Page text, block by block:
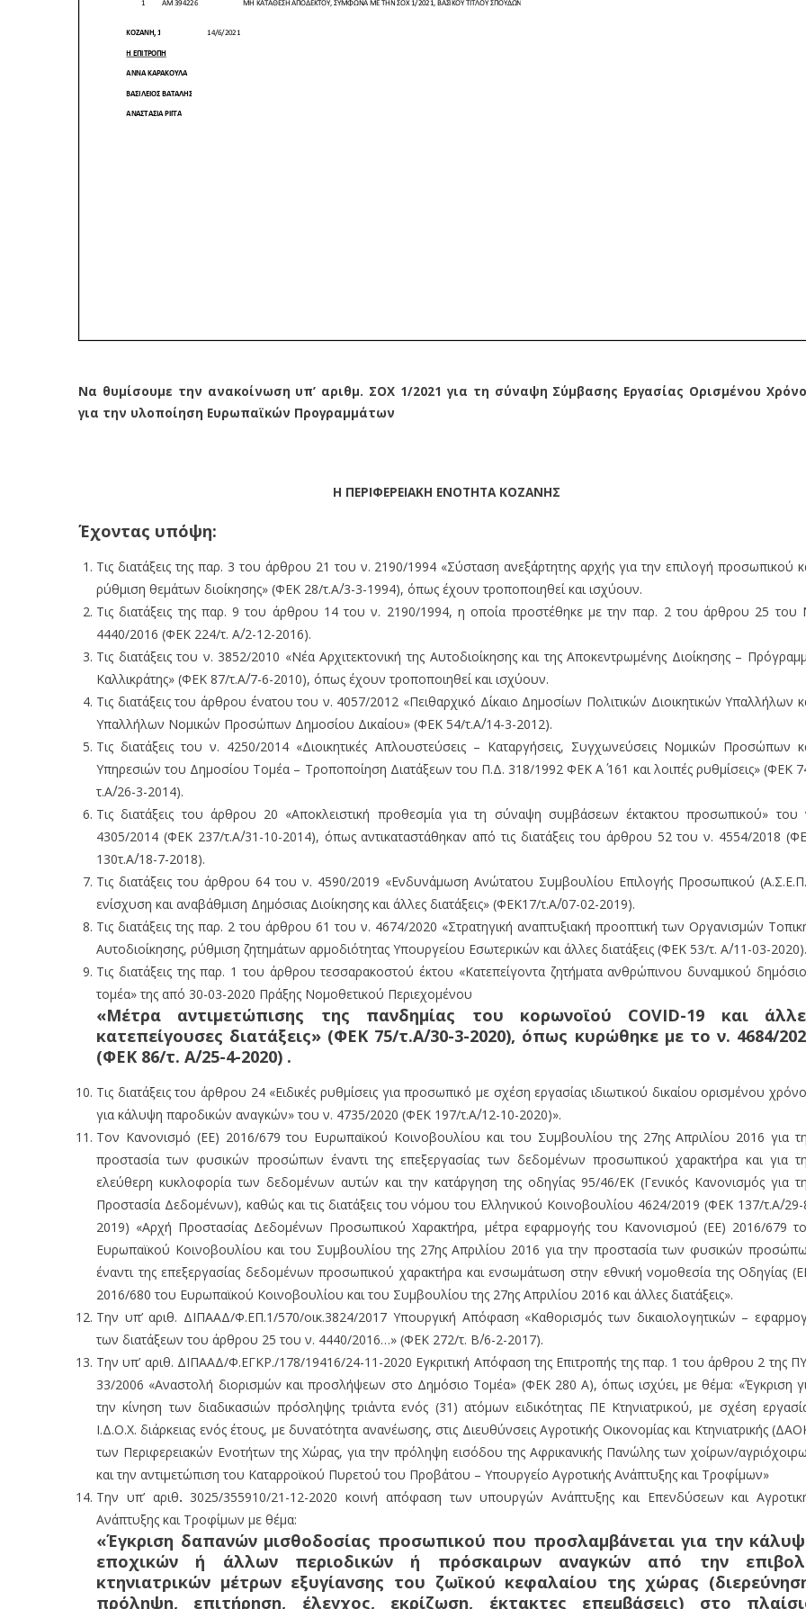
Να θυμίσουμε την ανακοίνωση υπ’ αριθμ. ΣΟΧ 1/2021 για τη σύναψη Σύμβασης Εργασίας Ορισμένου
για την υλοποίηση Ευρωπαϊκών Προγραμμάτων
Η ΠΕΡΙΦΕΡΕΙΑΚΗ ΕΝΟΤΗΤΑ ΚΟΖΑΝΗΣ
Έχοντας υπόψη:
Τις διατάξεις της παρ. 3 του άρθρου 21 του ν. 2190/1994 «Σύσταση ανεξάρτητης αρχής για την επιλογή προσωπικού
ρύθμιση θεμάτων διοίκησης» (ΦΕΚ 28/τ.Α΄/3-3-1994), όπως έχουν τροποποιηθεί και ισχύουν.
Τις διατάξεις της παρ. 9 του άρθρου 14 του ν. 2190/1994, η οποία προστέθηκε με την παρ. 2 του άρθρου 25 του
4440/2016 (ΦΕΚ 224/τ. Α΄/2-12-2016).
Τις διατάξεις του ν. 3852/2010 «Νέα Αρχιτεκτονική της Αυτοδιοίκησης και της Αποκεντρωμένης Διοίκησης –
Καλλικράτης» (ΦΕΚ 87/τ.Α΄/7-6-2010), όπως έχουν τροποποιηθεί και ισχύουν.
Τις διατάξεις του άρθρου ένατου του ν. 4057/2012 «Πειθαρχικό Δίκαιο Δημοσίων Πολιτικών Διοικητικών Υπαλλήλων
Υπαλλήλων Νομικών Προσώπων Δημοσίου Δικαίου» (ΦΕΚ 54/τ.Α΄/14-3-2012).
Τις διατάξεις του ν. 4250/2014 «Διοικητικές Απλουστεύσεις – Καταργήσεις, Συγχωνεύσεις Νομικών Προσώπων
Υπηρεσιών του Δημοσίου Τομέα – Τροποποίηση Διατάξεων του Π.Δ. 318/1992 ΦΕΚ Α΄ 161 και λοιπές ρυθμίσεις» (ΦΕΚ
τ.Α΄/26-3-2014).
Τις διατάξεις του άρθρου 20 «Αποκλειστική προθεσμία για τη σύναψη συμβάσεων έκτακτου προσωπικού» του
4305/2014 (ΦΕΚ 237/τ.Α΄/31-10-2014), όπως αντικαταστάθηκαν από τις διατάξεις του άρθρου 52 του ν. 4554/2018
130τ.Α΄/18-7-2018).
Τις διατάξεις του άρθρου 64 του ν. 4590/2019 «Ενδυνάμωση Ανώτατου Συμβουλίου Επιλογής Προσωπικού
ενίσχυση και αναβάθμιση Δημόσιας Διοίκησης και άλλες διατάξεις» (ΦΕΚ17/τ.Α΄/07-02-2019).
Τις διατάξεις της παρ. 2 του άρθρου 61 του ν. 4674/2020 «Στρατηγική αναπτυξιακή προοπτική των Οργανισμών
Αυτοδιοίκησης, ρύθμιση ζητημάτων αρμοδιότητας Υπουργείου Εσωτερικών και άλλες διατάξεις (ΦΕΚ 53/τ. Α΄/11-03-2020).
Τις διατάξεις της παρ. 1 του άρθρου τεσσαρακοστού έκτου «Κατεπείγοντα ζητήματα ανθρώπινου δυναμικού
τομέα» της από 30-03-2020 Πράξης Νομοθετικού Περιεχομένου
«Μέτρα αντιμετώπισης της πανδημίας του κορωνοϊού COVID-19 και
κατεπείγουσες διατάξεις» (ΦΕΚ 75/τ.Α΄/30-3-2020), όπως κυρώθηκε με το ν. 4684/
(ΦΕΚ 86/τ. Α΄/25-4-2020) .
Τις διατάξεις του άρθρου 24 «Ειδικές ρυθμίσεις για προσωπικό με σχέση εργασίας ιδιωτικού δικαίου ορισμένου
για κάλυψη παροδικών αναγκών» του ν. 4735/2020 (ΦΕΚ 197/τ.Α΄/12-10-2020)».
Τον Κανονισμό (ΕΕ) 2016/679 του Ευρωπαϊκού Κοινοβουλίου και του Συμβουλίου της 27ης Απριλίου 2016 για
προστασία των φυσικών προσώπων έναντι της επεξεργασίας των δεδομένων προσωπικού χαρακτήρα και για
ελεύθερη κυκλοφορία των δεδομένων αυτών και την κατάργηση της οδηγίας 95/46/ΕΚ (Γενικός Κανονισμός για
Προστασία Δεδομένων), καθώς και τις διατάξεις του νόμου του Ελληνικού Κοινοβουλίου 4624/2019 (ΦΕΚ 137/τ.Α΄/
2019) «Αρχή Προστασίας Δεδομένων Προσωπικού Χαρακτήρα, μέτρα εφαρμογής του Κανονισμού (ΕΕ) 2016/679
Ευρωπαϊκού Κοινοβουλίου και του Συμβουλίου της 27ης Απριλίου 2016 για την προστασία των φυσικών
έναντι της επεξεργασίας δεδομένων προσωπικού χαρακτήρα και ενσωμάτωση στην εθνική νομοθεσία της Οδηγίας
2016/680 του Ευρωπαϊκού Κοινοβουλίου και του Συμβουλίου της 27ης Απριλίου 2016 και άλλες διατάξεις».
Την υπ’ αριθ. ΔΙΠΑΑΔ/Φ.ΕΠ.1/570/οικ.3824/2017 Υπουργική Απόφαση «Καθορισμός των δικαιολογητικών –
των διατάξεων του άρθρου 25 του ν. 4440/2016…» (ΦΕΚ 272/τ. Β΄/6-2-2017).
Την υπ’ αριθ. ΔΙΠΑΑΔ/Φ.ΕΓΚΡ./178/19416/24-11-2020 Εγκριτική Απόφαση της Επιτροπής της παρ. 1 του άρθρου 2 της
33/2006 «Αναστολή διορισμών και προσλήψεων στο Δημόσιο Τομέα» (ΦΕΚ 280 Α), όπως ισχύει, με θέμα: «Έγκριση
την κίνηση των διαδικασιών πρόσληψης τριάντα ενός (31) ατόμων ειδικότητας ΠΕ Κτηνιατρικού, με σχέση
Ι.Δ.Ο.Χ. διάρκειας ενός έτους, με δυνατότητα ανανέωσης, στις Διευθύνσεις Αγροτικής Οικονομίας και Κτηνιατρικής
των Περιφερειακών Ενοτήτων της Χώρας, για την πρόληψη εισόδου της Αφρικανικής Πανώλης των χοίρων/
και την αντιμετώπιση του Καταρροϊκού Πυρετού του Προβάτου – Υπουργείο Αγροτικής Ανάπτυξης και Τροφίμων»
Την υπ’ αριθ. 3025/355910/21-12-2020 κοινή απόφαση των υπουργών Ανάπτυξης και Επενδύσεων και
Ανάπτυξης και Τροφίμων με θέμα:
«Έγκριση δαπανών μισθοδοσίας προσωπικού που προσλαμβάνεται για την
εποχικών ή άλλων περιοδικών ή πρόσκαιρων αναγκών από την
κτηνιατρικών μέτρων εξυγίανσης του ζωϊκού κεφαλαίου της χώρας
πρόληψη, επιτήρηση, έλεγχος, εκρίζωση, έκτακτες επεμβάσεις) στο